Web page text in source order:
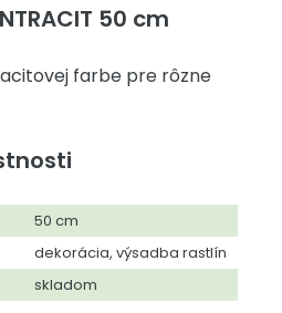
50 cm
farbe pre rôzne
50 cm
dekorácia, výsadba rastlín
skladom